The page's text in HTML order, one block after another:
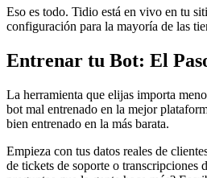
Eso es todo. Tidio está en vivo en tu
configuración para la mayoría de las
Entrenar tu Bot: El
La herramienta que elijas importa
bot mal entrenado en la mejor
bien entrenado en la más barata.
Empieza con tus datos reales de
de tickets de soporte o transcripciones